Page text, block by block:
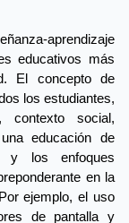
aprendizaje
educativos más
El concepto de
los estudiantes,
contexto social,
educación de
y los enfoques
en la
ejemplo, el uso
de pantalla y